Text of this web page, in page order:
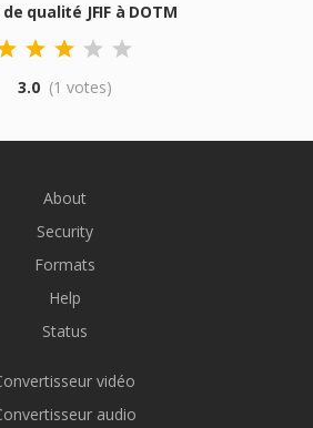
qualité JFIF à DOTM
3.0 (1 votes)
About
Security
Formats
Help
Status
vidéo
audio